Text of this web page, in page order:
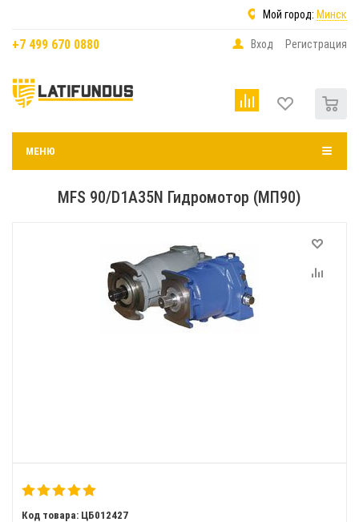
Мой город: Минск
+7 499 670 0880 Вход Регистрация
МЕНЮ
MFS 90/D1A35N Гидромотор (МП90)
Код товара: ЦБ012427